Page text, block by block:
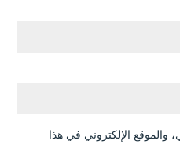
والموقع الإلكتروني في هذا